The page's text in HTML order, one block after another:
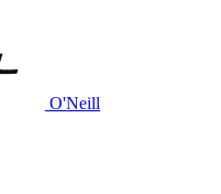
O'Neill